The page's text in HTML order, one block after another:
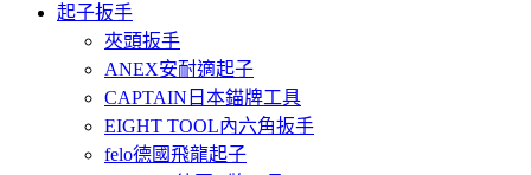
起子扳手
夾頭扳手
ANEX安耐適起子
CAPTAIN日本錨牌工具
EIGHT TOOL內六角扳手
felo德國飛龍起子